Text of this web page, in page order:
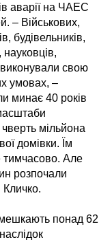
аварії на ЧАЕС
– Військових,
будівельників,
науковців,
виконували свою
умовах, –
минає 40 років
мільйона
домівки. Їм
тимчасово. Але
розпочали
мешкають понад 62